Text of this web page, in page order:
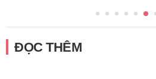
ĐỌC THÊM